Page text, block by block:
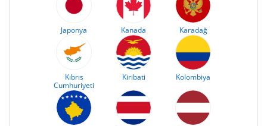
Japonya Kanada Karadağ
Kıbrıs
Cumhuriyeti
Kiribati Kolombiya